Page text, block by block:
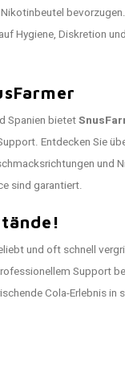
Hygiene, Diskretion
Spanien bietet
Entdecken Sie
und
sind garantiert.
und oft schnell
Support
Cola-Erlebnis in